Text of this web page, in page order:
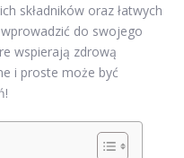
składników oraz łatwych
do swojego
wspierają zdrową
i proste może być